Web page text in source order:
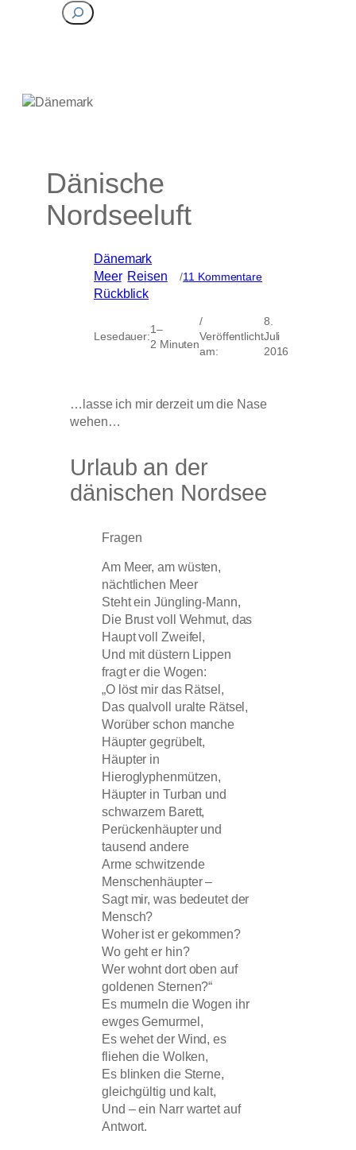
Suchen
Dänische
Nordseeluft
Dänemark
Meer, Reisen
Rückblick
/11 Kommentarezu
Lesedauer:
1–
2 Minuten
/
Veröffentlicht
am:
8.
Juli
2016
…lasse ich mir derzeit um die Nase
wehen…
Urlaub an der
dänischen Nordsee
Fragen
Am Meer, am wüsten,
nächtlichen Meer
Steht ein Jüngling-Mann,
Die Brust voll Wehmut, das
Haupt voll Zweifel,
Und mit düstern Lippen
fragt er die Wogen:
„O löst mir das Rätsel,
Das qualvoll uralte Rätsel,
Worüber schon manche
Häupter gegrübelt,
Häupter in
Hieroglyphenmützen,
Häupter in Turban und
schwarzem Barett,
Perückenhäupter und
tausend andere
Arme schwitzende
Menschenhäupter –
Sagt mir, was bedeutet der
Mensch?
Woher ist er gekommen?
Wo geht er hin?
Wer wohnt dort oben auf
goldenen Sternen?“
Es murmeln die Wogen ihr
ewges Gemurmel,
Es wehet der Wind, es
fliehen die Wolken,
Es blinken die Sterne,
gleichgültig und kalt,
Und – ein Narr wartet auf
Antwort.